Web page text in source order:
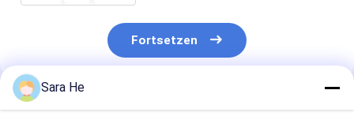
Fortsetzen
Empfohlene Produkte
Sara He